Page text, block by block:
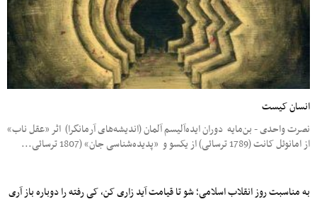
انسان کیست
نصرت واحدی - بن‌مایه دوران ایده‌آلیسم آلمان (اندیشه‌های آرمانگرا) اثر «عقل ناب»
از امانوئل کانت (1789 ترسائی) از یکسو و «پدیده‌شناسی جان» (1807 ترسائی...
به مناسبت روز انقلاب اسلامی؛ شو تا قیامت آید زاری کن، کی رفته را دوباره باز آری